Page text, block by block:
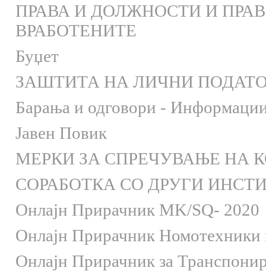
ПРАВА И ДОЛЖНОСТИ И
ВРАБОТЕНИТЕ
Буџет
ЗАШТИТА НА ЛИЧНИ
Барања и одговори - Информации
Јавен Повик
МЕРКИ ЗА СПРЕЧУВАЊЕ НА
СОРАБОТКА СО ДРУГИ
Онлaјн Прирачник MK/SQ- 2020
Онлаjн Прирачник Номотехники
Онлаjн Прирачник за